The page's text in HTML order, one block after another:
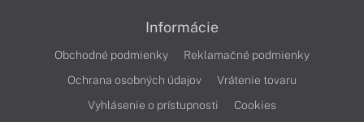
Informácie
Obchodné podmienky
Reklamačné podmienky
Ochrana osobných údajov
Vrátenie tovaru
Vyhlásenie o prístupnosti
Cookies